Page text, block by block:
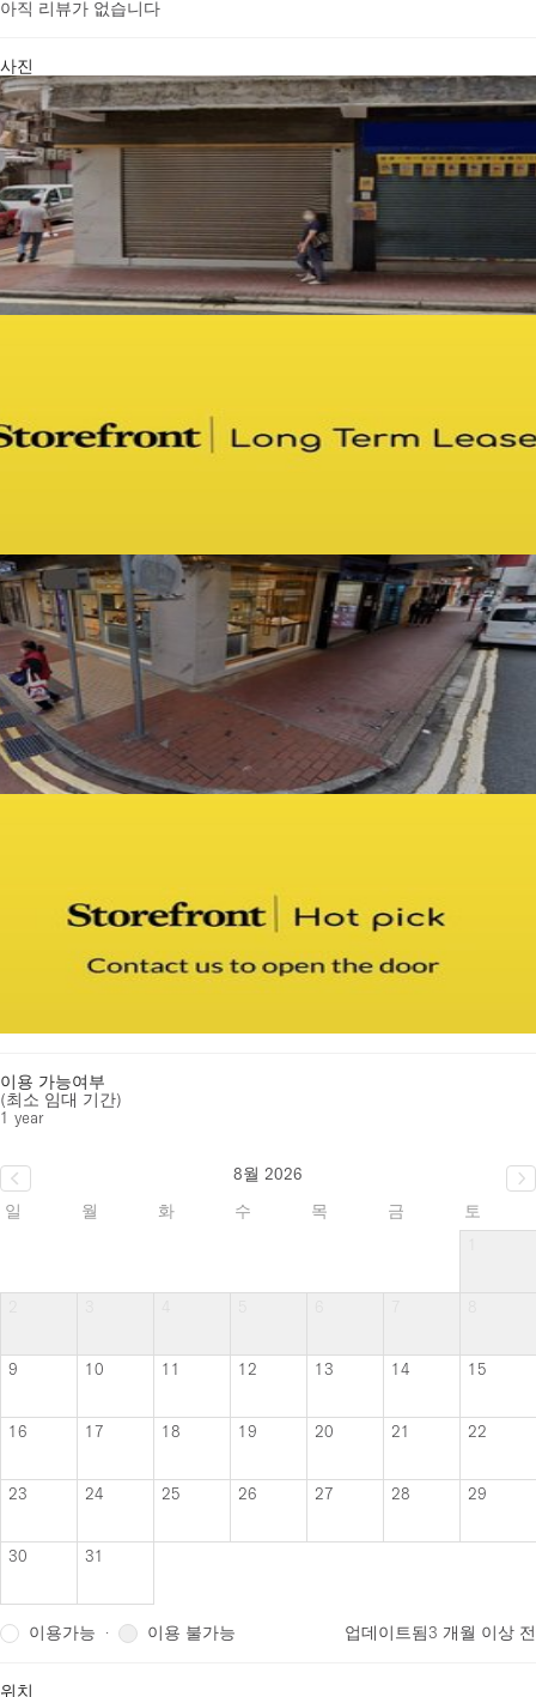
아직 리뷰가 없습니다
사진
이용 가능여부
(최소 임대 기간)
1 year
8월 2026
일
월 화 수 목 금
토
9 10 11 12 13 14 15
16 17 18 19 20 21 22
23 24 25 26 27 28 29
30 31
이용가능 · 이용 불가능 업데이트됨3 개월 이상 전
위치